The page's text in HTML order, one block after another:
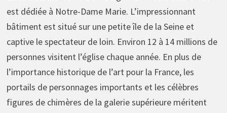
est dédiée à Notre-Dame Marie. L’impressionnant
bâtiment est situé sur une petite île de la Seine et
captive le spectateur de loin. Environ 12 à 14 millions de
personnes visitent l’église chaque année. En plus de
l’importance historique de l’art pour la France, les
portails de personnages importants et les célèbres
figures de chimères de la galerie supérieure méritent